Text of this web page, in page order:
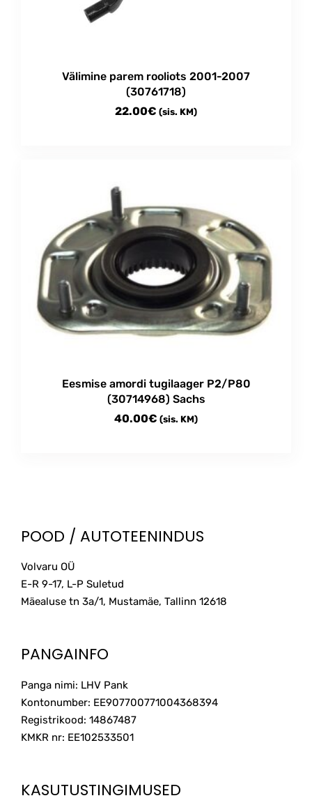
Välimine parem rooliots 2001-2007
(30761718)
22.00€ (sis. KM)
Eesmise amordi tugilaager P2/P80
(30714968) Sachs
40.00€ (sis. KM)
POOD / AUTOTEENINDUS
Volvaru OÜ
E-R 9-17, L-P Suletud
Mäealuse tn 3a/1, Mustamäe, Tallinn 12618
PANGAINFO
Panga nimi: LHV Pank
Kontonumber: EE907700771004368394
Registrikood: 14867487
KMKR nr: EE102533501
KASUTUSTINGIMUSED